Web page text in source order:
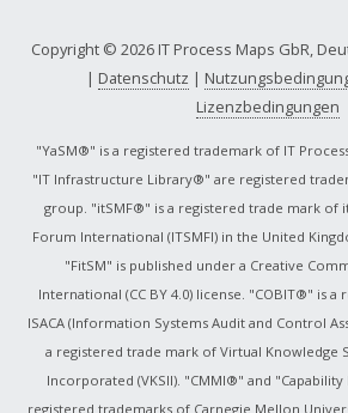
Copyright © 2026 IT Process Maps GbR,
| Datenschutz |
Lizenzbedingungen
"YaSM®" is a registered trademark of IT
"IT Infrastructure Library®" are registered
group. "itSMF®" is a registered trade mark of
Forum International (ITSMFI) in the United
"FitSM" is published under a Creative
International (CC BY 4.0) license. "COBIT®" is
ISACA (Information Systems Audit and Control
a registered trade mark of Virtual Knowledge
Incorporated (VKSII). "CMMI®" and
registered trademarks of Carnegie Mellon